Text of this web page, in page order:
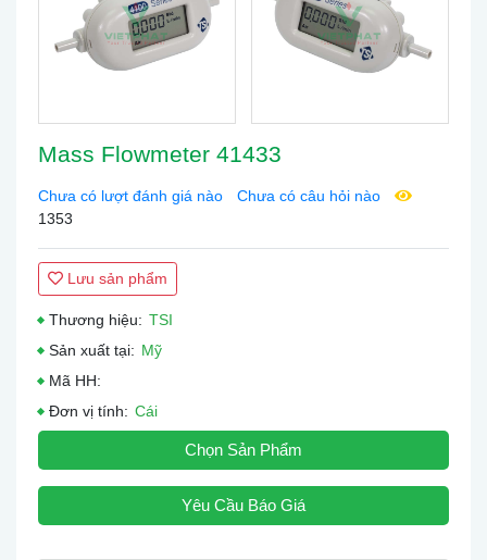
Mass Flowmeter 41433
Chưa có lượt đánh giá nào
Chưa có câu hỏi nào
1353
Lưu sản phẩm
Thương hiệu: TSI
Sản xuất tại: Mỹ
Mã HH:
Đơn vị tính: Cái
Chọn Sản Phẩm
Yêu Cầu Báo Giá